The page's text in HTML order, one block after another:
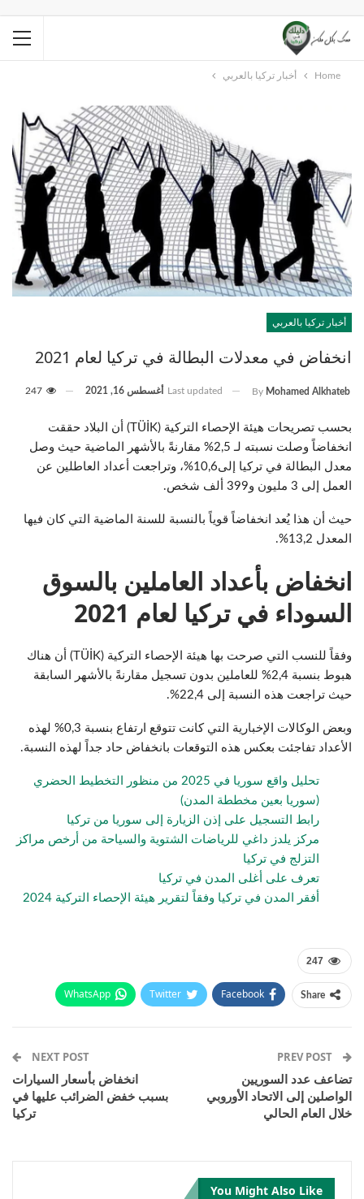
Home أخبار تركيا بالعربي
أخبار تركيا بالعربي
انخفاض في معدلات البطالة في تركيا لعام 2021
By Mohamed Alkhateb
Last updated أغسطس 16, 2021
بحسب تصريحات هيئة الإحصاء التركية (TÜİK) أن البلاد حققت
انخفاضاً وصلت نسبته لـ 2,5% مقارنةً بالأشهر الماضية حيث وصل
معدل البطالة في تركيا إلى10,6%، وتراجعت أعداد العاطلين عن
العمل إلى 3 مليون و399 ألف شخص.
حيث أن هذا يُعد انخفاضاً قوياً بالنسبة للسنة الماضية التي كان فيها
المعدل 13,2%.
انخفاض بأعداد العاملين بالسوق
السوداء في تركيا لعام 2021
وفقاً للنسب التي صرحت بها هيئة الإحصاء التركية (TÜİK) أن هناك
هبوط بنسبة 2,4% للعاملين بدون تسجيل مقارنةً بالأشهر السابقة
حيث تراجعت هذه النسبة إلى 22,4%.
وبعض الوكالات الإخبارية التي كانت تتوقع ارتفاع بنسبة 0,3% لهذه
الأعداد تفاجئت بعكس هذه التوقعات بانخفاض حاد جداً لهذه النسبة.
تحليل واقع سوريا في 2025 من منظور التخطيط الحضري
(سوريا بعين مخططة المدن)
رابط التسجيل على إذن الزيارة إلى سوريا من تركيا
مركز يلدز داغي للرياضات الشتوية والسياحة من أرخص مراكز
التزلج في تركيا
تعرف على أغلى المدن في تركيا
أفقر المدن في تركيا وفقاً لتقرير هيئة الإحصاء التركية 2024
247
Share
Facebook
Twitter
WhatsApp
تضاعف عدد السوريين
الواصلين إلى الاتحاد الأوروبي
خلال العام الحالي
NEXT POST
انخفاض بأسعار السيارات
بسبب خفض الضرائب عليها في
تركيا
You Might Also Like